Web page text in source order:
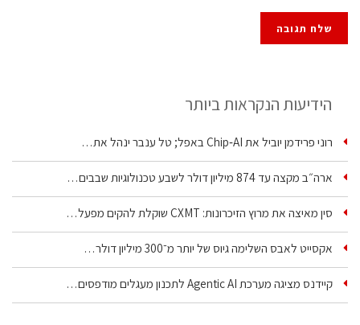
הידיעות הנקראות ביותר
רוני פרידמן יוביל את Chip‑AI באפל; טל ענבר ינהל את…
ארה״ב מקצה עד 874 מיליון דולר לשבע טכנולוגיות שבבים…
סין מאיצה את מרוץ הזיכרונות: CXMT שוקלת להקים מפעל…
אקסייט לאבס השלימה גיוס של יותר מ־300 מיליון דולר…
קיידנס מציגה מערכת Agentic AI לתכנון מעגלים מודפסים…